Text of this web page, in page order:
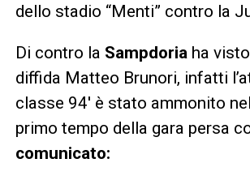
dello stadio “Menti” contro la
Di contro la Sampdoria ha
diffida Matteo Brunori, infatti
classe 94′ è stato ammonito
primo tempo della gara persa
comunicato: